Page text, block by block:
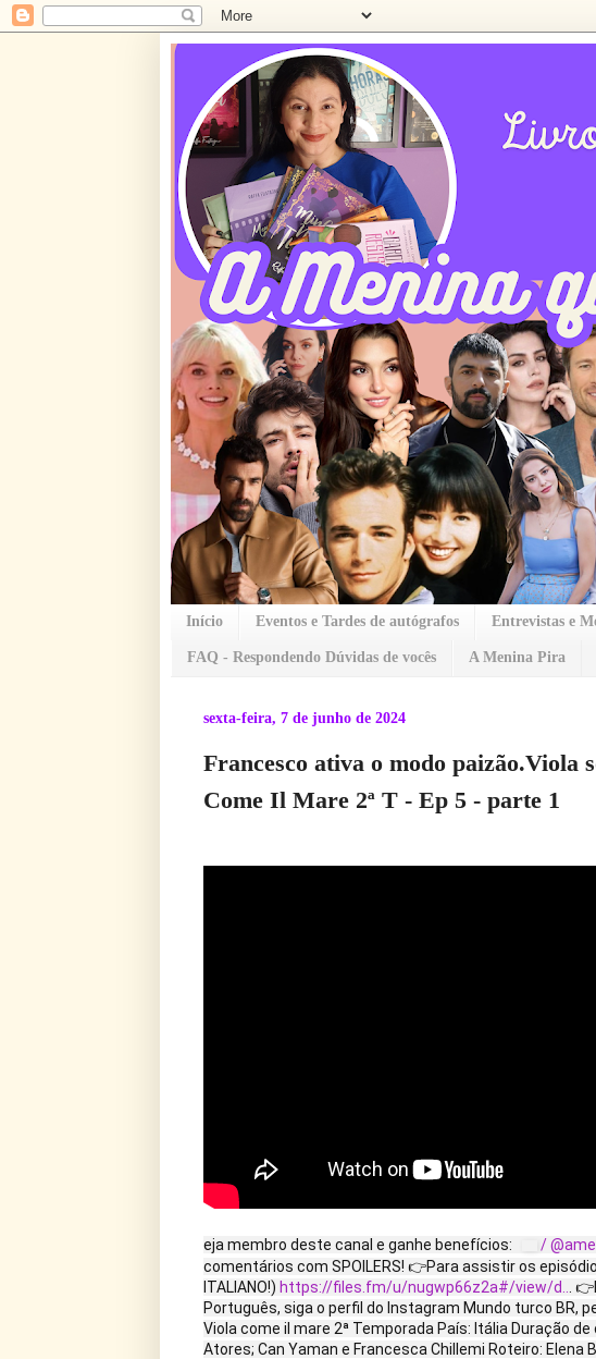
Início Eventos e Tardes de autógrafos Entrevistas e
FAQ - Respondendo Dúvidas de vocês A Menina Pira
sexta-feira, 7 de junho de 2024
Francesco ativa o modo paizão.Viola
Come Il Mare 2ª T - Ep 5 - parte 1
eja membro deste canal e ganhe benefícios: /
comentários com SPOILERS! 👉Para assistir os
ITALIANO!) https://files.fm/u/nugwp66z2a#/view/d..
.
Português, siga o perfil do Instagram Mundo turco BR,
Viola come il mare 2ª Temporada País: Itália Duração
Atores; Can Yaman e Francesca Chillemi Roteiro: Elena